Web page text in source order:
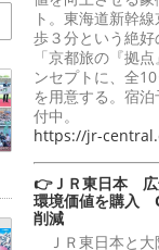
ト。東海道新幹
歩３分という絶好
「京都旅の『拠
ンセプトに、全
を用意する。宿
付中。
https://jr-
👉ＪＲ東日本 広
環境価値を購入
削減
ＪＲ東日本と大